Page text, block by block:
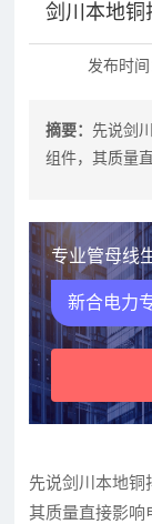
剑川本地铜
发布时
摘要：先说剑
组件，其质量
专业管母线
新合电力
先说剑川本地铜
其质量直接影响